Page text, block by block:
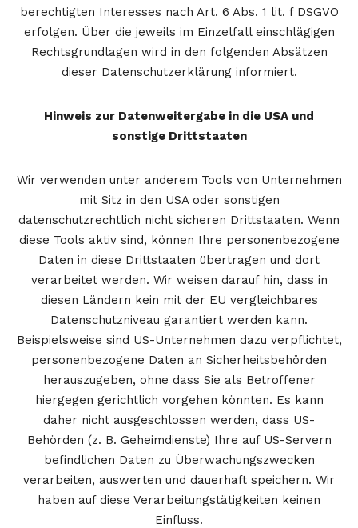
berechtigten Interesses nach Art. 6 Abs. 1 lit. f DSGVO
erfolgen. Über die jeweils im Einzelfall einschlägigen
Rechtsgrundlagen wird in den folgenden Absätzen
dieser Datenschutzerklärung informiert.
Hinweis zur Datenweitergabe in die USA und
sonstige Drittstaaten
Wir verwenden unter anderem Tools von Unternehmen
mit Sitz in den USA oder sonstigen
datenschutzrechtlich nicht sicheren Drittstaaten. Wenn
diese Tools aktiv sind, können Ihre personenbezogene
Daten in diese Drittstaaten übertragen und dort
verarbeitet werden. Wir weisen darauf hin, dass in
diesen Ländern kein mit der EU vergleichbares
Datenschutzniveau garantiert werden kann.
Beispielsweise sind US-Unternehmen dazu verpflichtet,
personenbezogene Daten an Sicherheitsbehörden
herauszugeben, ohne dass Sie als Betroffener
hiergegen gerichtlich vorgehen könnten. Es kann
daher nicht ausgeschlossen werden, dass US-
Behörden (z. B. Geheimdienste) Ihre auf US-Servern
befindlichen Daten zu Überwachungszwecken
verarbeiten, auswerten und dauerhaft speichern. Wir
haben auf diese Verarbeitungstätigkeiten keinen
Einfluss.